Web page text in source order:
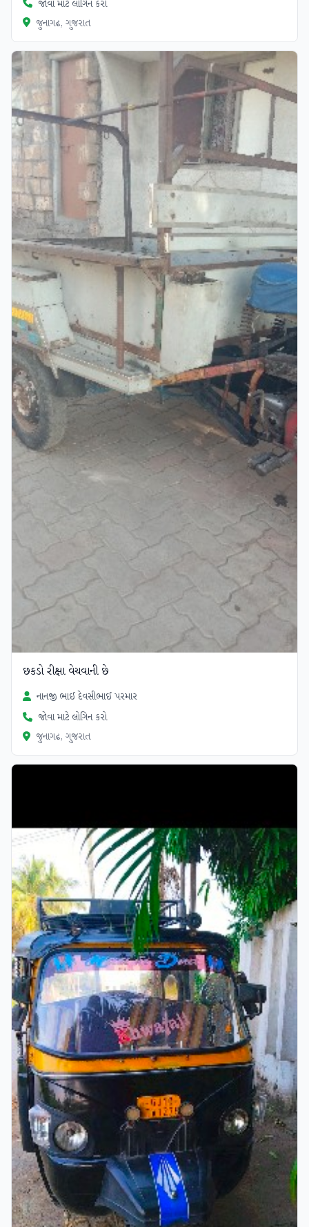
જોવા માટે લોગિન કરો
જુનાગઢ, ગુજરાત
છકડો રીક્ષા વેચવાની છે
નાનજી ભાઈ દેવસીભાઈ પરમાર
જોવા માટે લોગિન કરો
જુનાગઢ, ગુજરાત